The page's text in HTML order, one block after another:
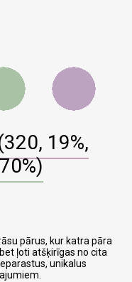
19%,
pārus, kur katra pāra
ļoti atšķirīgas no cita
unikalus